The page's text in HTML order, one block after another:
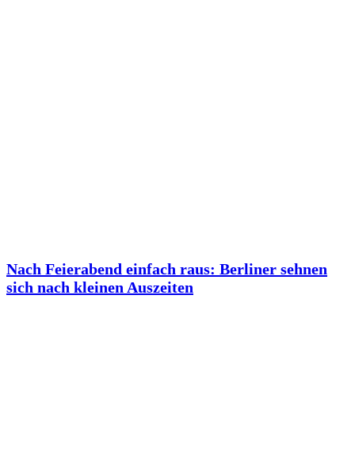
Nach Feierabend einfach raus: Berliner sehnen
sich nach kleinen Auszeiten